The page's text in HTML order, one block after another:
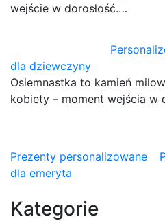
wejście w dorosłość.…
dla dziewczyny
Osiemnastka to kamień
kobiety – moment wejścia w
Nawigacja
wpisu
Prezenty personalizowane
dla emeryta
Kategorie